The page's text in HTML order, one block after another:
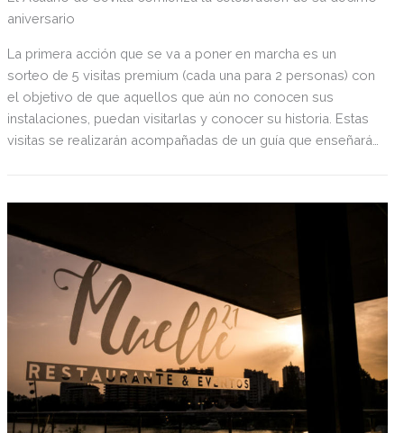
aniversario
La primera acción que se va a poner en marcha es un
sorteo de 5 visitas premium (cada una para 2 personas) con
el objetivo de que aquellos que aún no conocen sus
instalaciones, puedan visitarlas y conocer su historia. Estas
visitas se realizarán acompañadas de un guía que enseñará